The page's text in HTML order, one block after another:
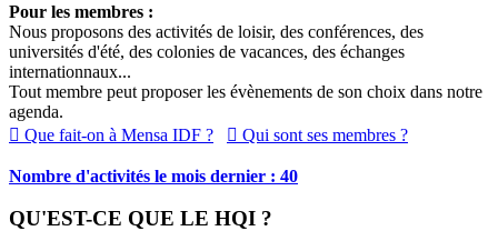
Pour les membres :
Nous proposons des activités de loisir, des conférences, des
universités d'été, des colonies de vacances, des échanges
internationnaux...
Tout membre peut proposer les évènements de son choix dans notre
agenda.
Que fait-on à Mensa IDF ?
Qui sont ses membres ?
Nombre d'activités le mois dernier : 40
QU'EST-CE QUE LE HQI ?